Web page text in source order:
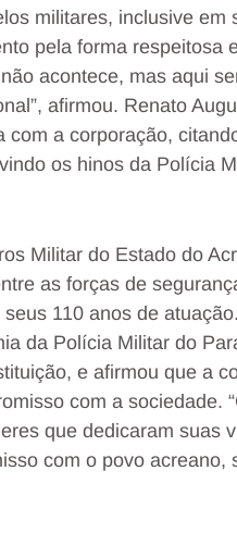
militares, inclusive em
pela forma respeitosa
acontece, mas aqui
afirmou. Renato
a corporação,
os hinos da Polícia
Militar do Estado do
as forças de
110 anos de
da Polícia Militar do
e afirmou que a
com a sociedade.
que dedicaram suas
com o povo acreano,